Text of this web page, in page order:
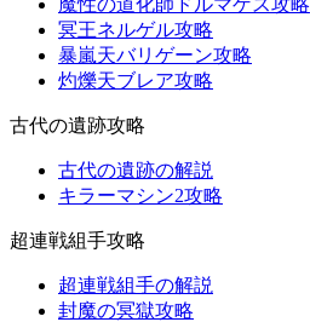
魔性の道化師ドルマゲス攻略
冥王ネルゲル攻略
暴嵐天バリゲーン攻略
灼爍天ブレア攻略
古代の遺跡攻略
古代の遺跡の解説
キラーマシン2攻略
超連戦組手攻略
超連戦組手の解説
封魔の冥獄攻略